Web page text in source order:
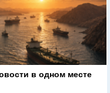
в одном месте